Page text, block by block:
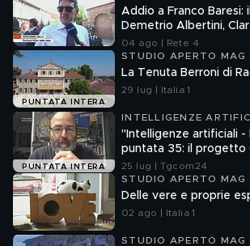
Addio a Franco Baresi:
Demetrio Albertini,
Giovanni Galli
04 ago | Rete 4
PUNTATA INTERA
STUDIO APERTO MAG
La Tenuta Berroni di
29 lug | Italia 1
PUNTATA INTERA
INTELLIGENZE
A NOI
"Intelligenze artificiali -
puntata 35: il progetto
25 lug | Tgcom24
STUDIO APERTO MAG
Delle vere e proprie
02 ago | Italia 1
STUDIO APERTO MAG